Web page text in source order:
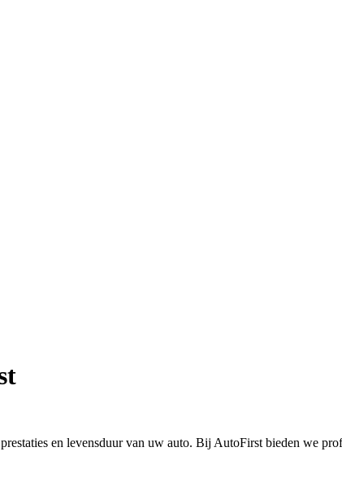
en levensduur van uw auto. Bij AutoFirst bieden we